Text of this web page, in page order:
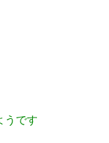
うです